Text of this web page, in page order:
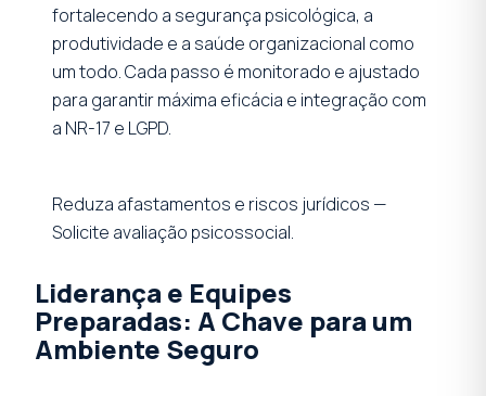
fortalecendo a segurança psicológica, a
produtividade e a saúde organizacional como
um todo. Cada passo é monitorado e ajustado
para garantir máxima eficácia e integração com
a NR-17 e LGPD.
Reduza afastamentos e riscos jurídicos —
Solicite avaliação psicossocial.
Liderança e Equipes
Preparadas: A Chave para um
Ambiente Seguro